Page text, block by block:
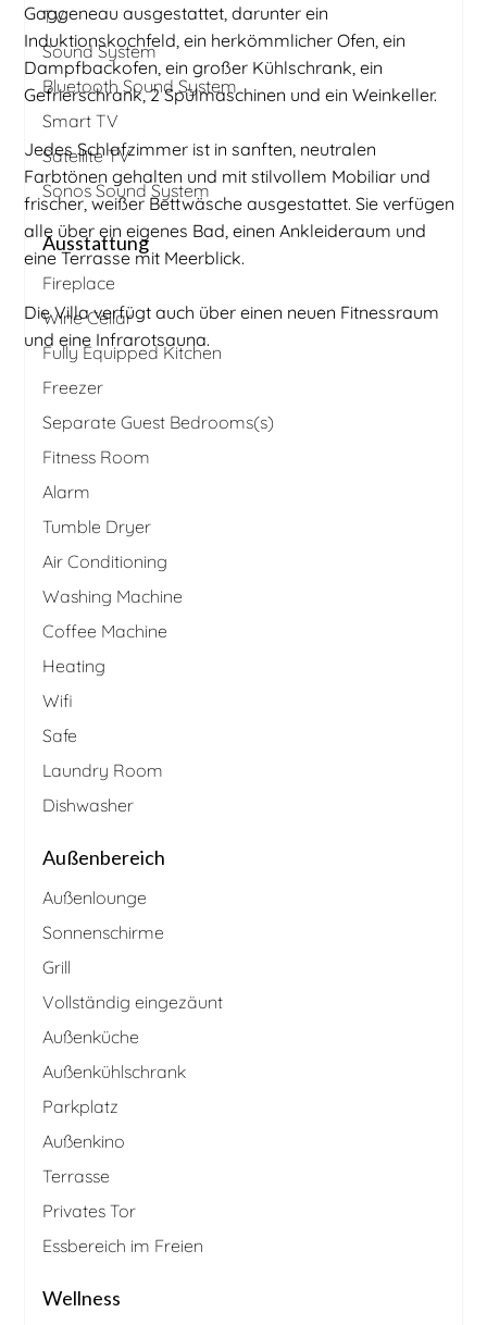
Gaggeneau ausgestattet, darunter ein
Induktionskochfeld, ein herkömmlicher Ofen, ein
Dampfbackofen, ein großer Kühlschrank, ein
Gefrierschrank, 2 Spülmaschinen und ein Weinkeller.
Jedes Schlafzimmer ist in sanften, neutralen
Farbtönen gehalten und mit stilvollem Mobiliar und
frischer, weißer Bettwäsche ausgestattet. Sie verfügen
alle über ein eigenes Bad, einen Ankleideraum und
eine Terrasse mit Meerblick.
Die Villa verfügt auch über einen neuen Fitnessraum
und eine Infrarotsauna.
TV
Sound System
Bluetooth Sound System
Smart TV
Satellite TV
Sonos Sound System
Ausstattung
Fireplace
Wine Cellar
Fully Equipped Kitchen
Freezer
Separate Guest Bedrooms(s)
Fitness Room
Alarm
Tumble Dryer
Air Conditioning
Washing Machine
Coffee Machine
Heating
Wifi
Safe
Laundry Room
Dishwasher
Außenbereich
Außenlounge
Sonnenschirme
Grill
Vollständig eingezäunt
Außenküche
Außenkühlschrank
Parkplatz
Außenkino
Terrasse
Privates Tor
Essbereich im Freien
Wellness